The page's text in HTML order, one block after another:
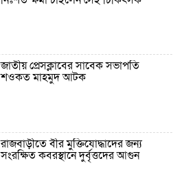
জাতীয় প্রেসক্লাবের সাবেক সভাপতি
শওকত মাহমুদ আটক
রাজবাড়ীতে বীর মুক্তিযোদ্ধাদের জন্য
সংরক্ষিত কবরস্থানে দুর্বৃত্তদের আগুন